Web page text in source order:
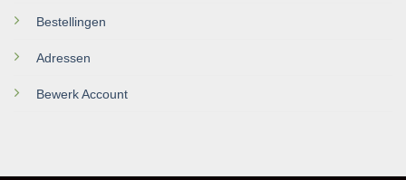
Bestellingen
Adressen
Bewerk Account